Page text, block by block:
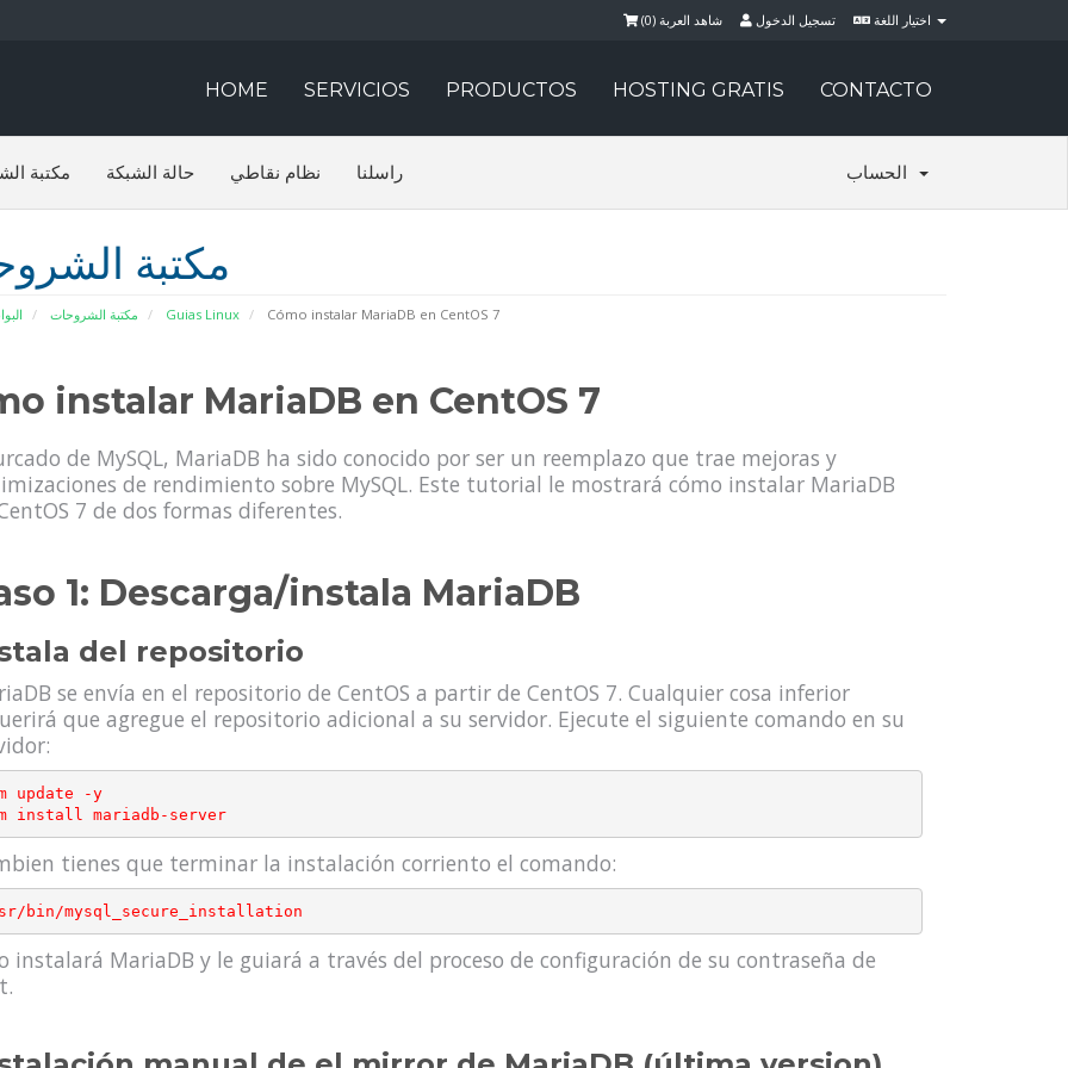
تسجيل الدخول شاهد العربة (0
)
HOME SERVICIOS PRODUCTOS HOSTING GRATIS CONTACTO
مكتبة حالة الشبكة نظام نقاطي راسلنا
مكتبة
مكتبة الشروحات Guias Linux Cómo instalar MariaDB en CentOS 7
instalar MariaDB en CentOS 7
de MySQL, MariaDB ha sido conocido por ser un reemplazo que trae mejoras y
de rendimiento sobre MySQL. Este tutorial le mostrará cómo instalar MariaDB
7 de dos formas diferentes.
1: Descarga/instala MariaDB
del repositorio
se envía en el repositorio de CentOS a partir de CentOS 7. Cualquier cosa inferior
que agregue el repositorio adicional a su servidor. Ejecute el siguiente comando en su
update -y
tienes que terminar la instalación corriento el comando:
instalará MariaDB y le guiará a través del proceso de configuración de su contraseña de